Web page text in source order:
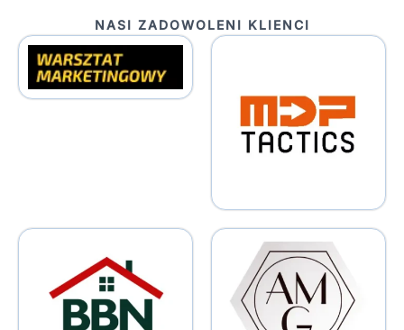
NASI ZADOWOLENI KLIENCI